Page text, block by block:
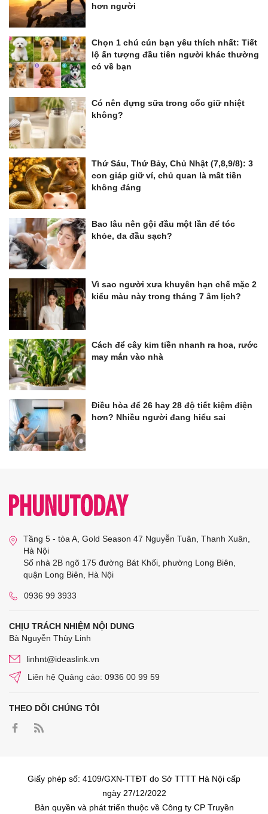
hơn người
Chọn 1 chú cún bạn yêu thích nhất: Tiết
lộ ấn tượng đầu tiên người khác thường
có về bạn
Có nên đựng sữa trong cốc giữ nhiệt
không?
Thứ Sáu, Thứ Bảy, Chủ Nhật (7,8,9/8): 3
con giáp giữ ví, chủ quan là mất tiền
không đáng
Bao lâu nên gội đầu một lần để tóc
khỏe, da đầu sạch?
Vì sao người xưa khuyên hạn chế mặc 2
kiểu màu này trong tháng 7 âm lịch?
Cách để cây kim tiền nhanh ra hoa, rước
may mắn vào nhà
Điều hòa để 26 hay 28 độ tiết kiệm điện
hơn? Nhiều người đang hiểu sai
Tầng 5 - tòa A, Gold Season 47 Nguyễn Tuân, Thanh Xuân,
Hà Nội
Số nhà 2B ngõ 175 đường Bát Khối, phường Long Biên,
quận Long Biên, Hà Nội
0936 99 3933
CHỊU TRÁCH NHIỆM NỘI DUNG
Bà Nguyễn Thùy Linh
linhnt@ideaslink.vn
Liên hệ Quảng cáo: 0936 00 99 59
THEO DÕI CHÚNG TÔI
Giấy phép số: 4109/GXN-TTĐT do Sở TTTT Hà Nội cấp
ngày 27/12/2022
Bản quyền và phát triển thuộc về Công ty CP Truyền